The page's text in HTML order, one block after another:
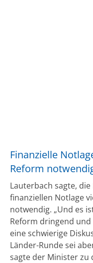
Finanzielle
Reform
Lauterbach sagte,
finanziellen Notlage
notwendig. „Und es
Reform dringend und
eine schwierige
Länder-Runde sei
sagte der Minister zu